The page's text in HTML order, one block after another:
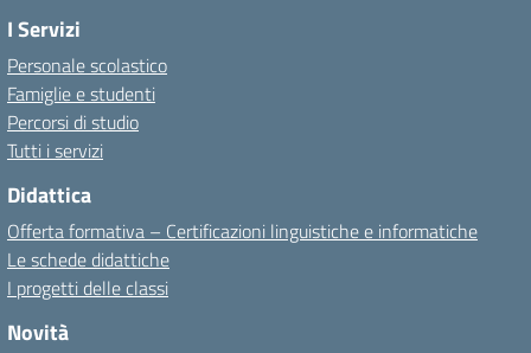
I Servizi
Personale scolastico
Famiglie e studenti
Percorsi di studio
Tutti i servizi
Didattica
Offerta formativa – Certificazioni linguistiche e informatiche
Le schede didattiche
I progetti delle classi
Novità